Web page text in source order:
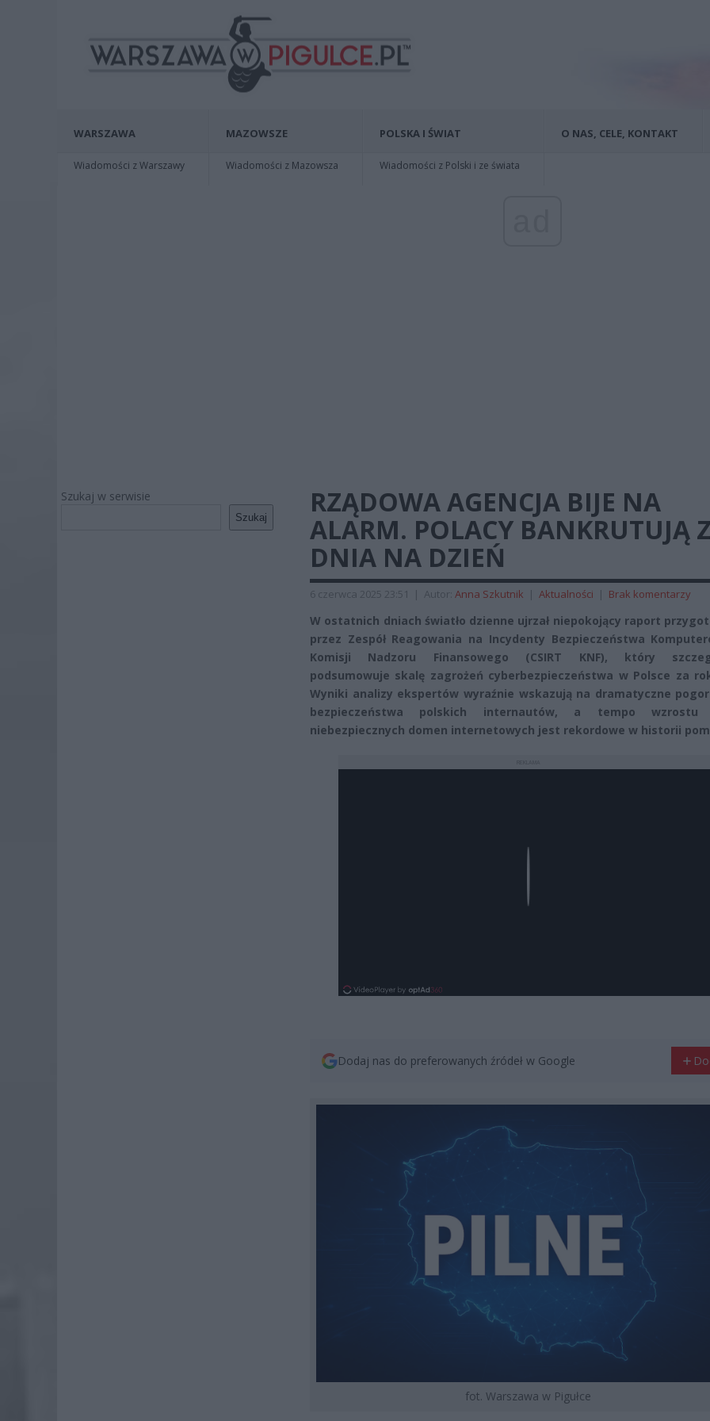
WARSZAWA
Wiadomości z Warszawy
MAZOWSZE
Wiadomości z Mazowsza
POLSKA I ŚWIAT
Wiadomości z Polski i ze świata
O NAS, CELE, KONTAKT
Szukaj w serwisie
Szukaj
RZĄDOWA AGENCJA BIJE NA
ALARM. POLACY BANKRUTUJĄ Z
DNIA NA DZIEŃ
6 czerwca 2025 23:51 | Autor: Anna Szkutnik | Aktualności | Brak komentarzy
W ostatnich dniach światło dzienne ujrzał niepokojący raport
przez Zespół Reagowania na Incydenty Bezpieczeństwa
Komisji Nadzoru Finansowego (CSIRT KNF), który
podsumowuje skalę zagrożeń cyberbezpieczeństwa w Polsce za
Wyniki analizy ekspertów wyraźnie wskazują na dramatyczne
bezpieczeństwa polskich internautów, a tempo wzrostu
niebezpiecznych domen internetowych jest rekordowe w historii
Dodaj nas do preferowanych źródeł w Google
fot. Warszawa w Pigułce